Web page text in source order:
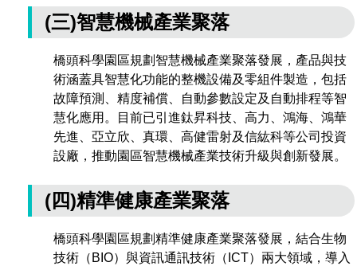
(三)智慧機械產業聚落
橋頭科學園區規劃智慧機械產業聚落發展，產品與技
術涵蓋具智慧化功能的整機設備及零組件製造，包括
故障預測、精度補償、自動參數設定及自動排程等智
慧化應用。目前已引進鈦昇科技、高力、鴻海、鴻華
先進、亞立欣、真環、高健雷射及信紘科等公司投資
設廠，推動園區智慧機械產業技術升級與創新發展。
(四)精準健康產業聚落
橋頭科學園區規劃精準健康產業聚落發展，結合生物
技術（BIO）與資訊通訊技術（ICT）兩大領域，導入